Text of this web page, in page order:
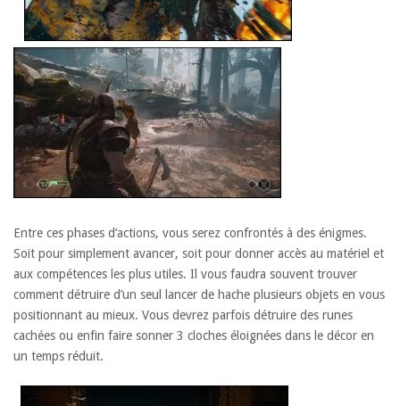
Entre ces phases d’actions, vous serez confrontés à des énigmes.
Soit pour simplement avancer, soit pour donner accès au matériel et
aux compétences les plus utiles. Il vous faudra souvent trouver
comment détruire d’un seul lancer de hache plusieurs objets en vous
positionnant au mieux. Vous devrez parfois détruire des runes
cachées ou enfin faire sonner 3 cloches éloignées dans le décor en
un temps réduit.